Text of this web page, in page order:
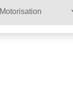
Motorisation